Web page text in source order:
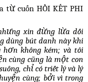
từ cuốn HỒI KẾT PHI
xin đừng lừa dối
dùng bút danh này khi
không kém; và tôi
cùng cũng là một con
chỉ có triết lý và lý
cùng; bởi vì trong